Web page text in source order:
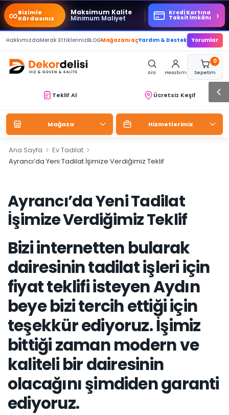
∞Bizimle
Kârdasınız
Maksimum Kalite
Minimum Maliyet
Kredi Kartına
Taksit İmkânı ›
HakkımızdaMerak EttiklerinizBLOGMağazanı açYardım & Destek Yorumlar
Ara Hesabım
0
Sepetim
Teklif Al Ücretsiz Keşif
Mağaza Hizmetlerimiz
Ana Sayfa > Ev Tadilat >
Ayrancı’da Yeni Tadilat İşimize Verdiğimiz Teklif
Ayrancı’da Yeni Tadilat
İşimize Verdiğimiz Teklif
Bizi internetten bularak
dairesinin tadilat işleri için
fiyat teklifi isteyen Aydın
beye bizi tercih ettiği için
teşekkür ediyoruz. İşimiz
bittiği zaman modern ve
kaliteli bir dairesinin
olacağını şimdiden garanti
ediyoruz.